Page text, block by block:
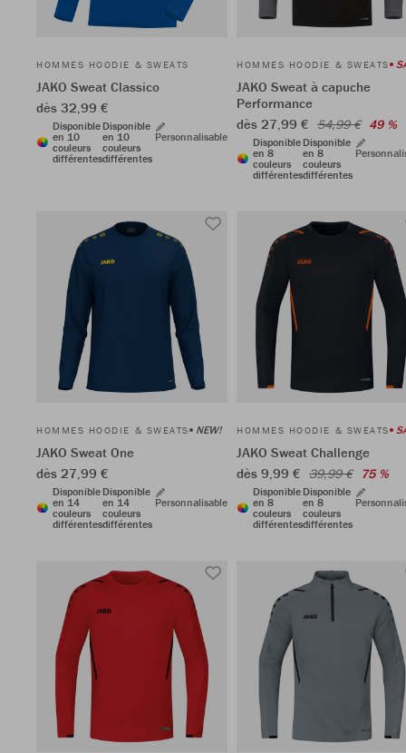
HOMMES HOODIE & SWEATS
JAKO Sweat Classico
dès 32,99 €
Disponible
en 10
couleurs
différentes
Disponible
en 10
couleurs
différentes
Personnalisable
HOMMES HOODIE & SWEATS
JAKO Sweat à capuche
Performance
dès 27,99 € 54,99 € 49 %
Disponible
en 8
couleurs
différentes
Disponible
en 8
couleurs
différentes
HOMMES HOODIE & SWEATS NEW!
JAKO Sweat One
dès 27,99 €
Disponible
en 14
couleurs
différentes
Disponible
en 14
couleurs
différentes
Personnalisable
HOMMES HOODIE & SWEATS
JAKO Sweat Challenge
dès 9,99 € 39,99 € 75 %
Disponible
en 8
couleurs
différentes
Disponible
en 8
couleurs
différentes